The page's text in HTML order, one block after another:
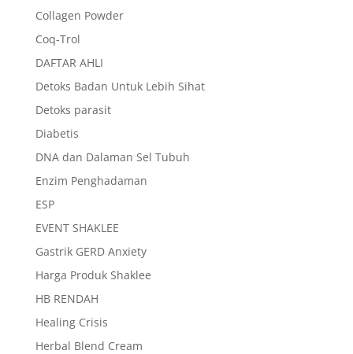
Collagen Powder
Coq-Trol
DAFTAR AHLI
Detoks Badan Untuk Lebih Sihat
Detoks parasit
Diabetis
DNA dan Dalaman Sel Tubuh
Enzim Penghadaman
ESP
EVENT SHAKLEE
Gastrik GERD Anxiety
Harga Produk Shaklee
HB RENDAH
Healing Crisis
Herbal Blend Cream